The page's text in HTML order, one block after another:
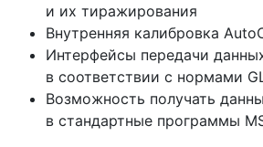
и их тиражирования
Внутренняя калибровка
Интерфейсы передачи
в соответствии с нормами
Возможность получать
в стандартные программы